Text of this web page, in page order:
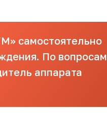
самостоятельно
По вопросам
аппарата